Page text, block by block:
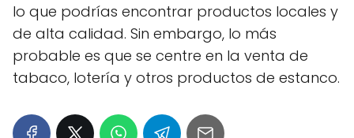
lo que podrías encontrar productos locales y
de alta calidad. Sin embargo, lo más
probable es que se centre en la venta de
tabaco, lotería y otros productos de estanco.